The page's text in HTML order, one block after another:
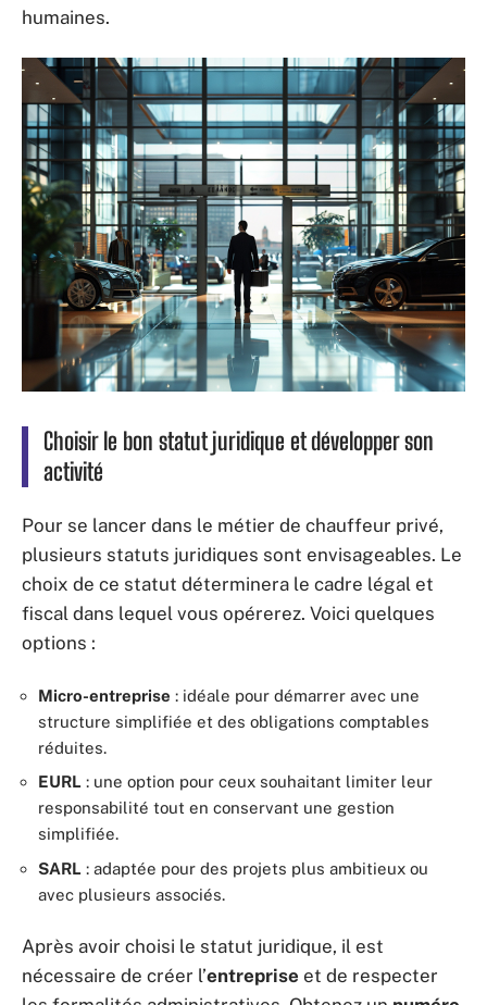
humaines.
Choisir le bon statut juridique et développer son
activité
Pour se lancer dans le métier de chauffeur privé,
plusieurs statuts juridiques sont envisageables. Le
choix de ce statut déterminera le cadre légal et
fiscal dans lequel vous opérerez. Voici quelques
options :
Micro-entreprise : idéale pour démarrer avec une
structure simplifiée et des obligations comptables
réduites.
EURL : une option pour ceux souhaitant limiter leur
responsabilité tout en conservant une gestion
simplifiée.
SARL : adaptée pour des projets plus ambitieux ou
avec plusieurs associés.
Après avoir choisi le statut juridique, il est
nécessaire de créer l’entreprise et de respecter